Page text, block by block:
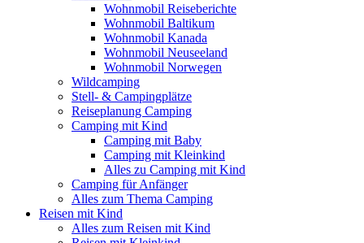
Wohnmobil Reiseberichte
Wohnmobil Baltikum
Wohnmobil Kanada
Wohnmobil Neuseeland
Wohnmobil Norwegen
Wildcamping
Stell- & Campingplätze
Reiseplanung Camping
Camping mit Kind
Camping mit Baby
Camping mit Kleinkind
Alles zu Camping mit Kind
Camping für Anfänger
Alles zum Thema Camping
Reisen mit Kind
Alles zum Reisen mit Kind